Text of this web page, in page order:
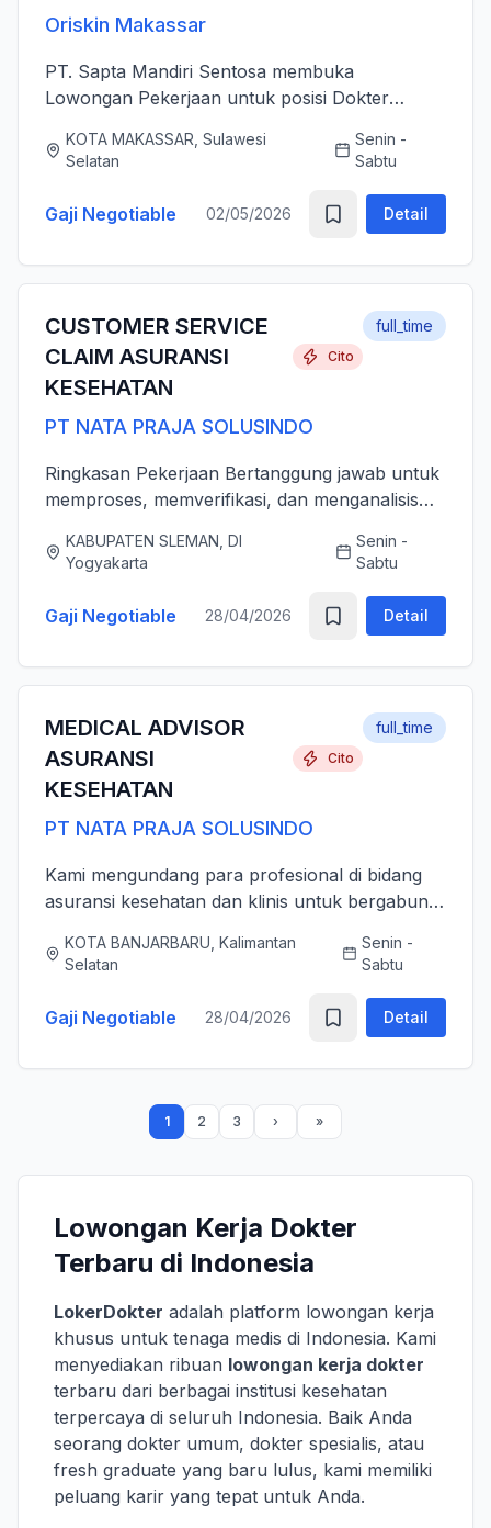
Oriskin Makassar
PT. Sapta Mandiri Sentosa membuka
Lowongan Pekerjaan untuk posisi Dokter
jawab memberikan layanan medis estetika yang
KOTA MAKASSAR, Sulawesi
Selatan
Senin -
Sabtu
Gaji Negotiable 02/05/2026 Detail
CUSTOMER SERVICE
CLAIM ASURANSI
KESEHATAN
Cito
PT NATA PRAJA SOLUSINDO
full_time
Ringkasan Pekerjaan Bertanggung jawab untuk
memproses, memverifikasi, dan menganalisis
dan rawat jalan) secara akurat, tepat waktu,
serta sesuai dengan ...
KABUPATEN SLEMAN, DI
Yogyakarta
Senin -
Sabtu
Gaji Negotiable 28/04/2026 Detail
MEDICAL ADVISOR
ASURANSI
KESEHATAN
Cito
PT NATA PRAJA SOLUSINDO
full_time
Kami mengundang para profesional di bidang
asuransi kesehatan dan klinis untuk bergabung
(Senior Officer) untuk memperkuat layanan
KOTA BANJARBARU, Kalimantan
Selatan
Senin -
Sabtu
Gaji Negotiable 28/04/2026 Detail
1 2 3
Lowongan Kerja Dokter
Terbaru di Indonesia
LokerDokter adalah platform lowongan kerja
khusus untuk tenaga medis di Indonesia. Kami
menyediakan ribuan lowongan kerja dokter
terbaru dari berbagai institusi kesehatan
terpercaya di seluruh Indonesia. Baik Anda
seorang dokter umum, dokter spesialis, atau
fresh graduate yang baru lulus, kami memiliki
peluang karir yang tepat untuk Anda.